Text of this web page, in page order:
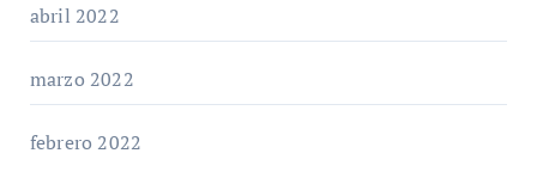
abril 2022
marzo 2022
febrero 2022